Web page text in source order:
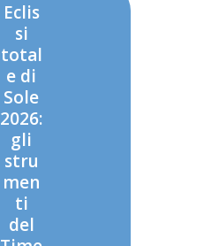
Eclis
si
total
e di
Sole
2026:
gli
stru
men
ti
del